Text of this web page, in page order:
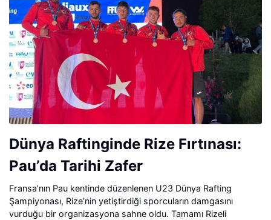
Dünya Raftinginde Rize Fırtınası:
Pau’da Tarihi Zafer
Fransa’nın Pau kentinde düzenlenen U23 Dünya Rafting
Şampiyonası, Rize’nin yetiştirdiği sporcuların damgasını
vurduğu bir organizasyona sahne oldu. Tamamı Rizeli